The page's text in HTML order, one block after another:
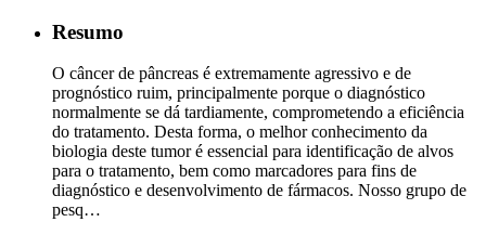
Resumo
O câncer de pâncreas é extremamente agressivo e de
prognóstico ruim, principalmente porque o diagnóstico
normalmente se dá tardiamente, comprometendo a eficiência
do tratamento. Desta forma, o melhor conhecimento da
biologia deste tumor é essencial para identificação de alvos
para o tratamento, bem como marcadores para fins de
diagnóstico e desenvolvimento de fármacos. Nosso grupo de
pesq…